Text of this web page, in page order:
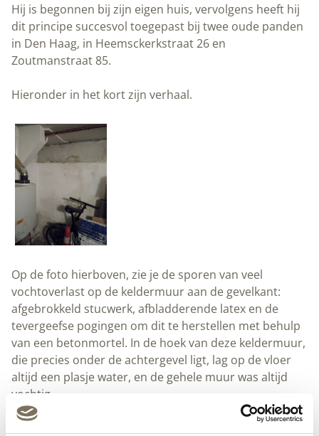
Hij is begonnen bij zijn eigen huis, vervolgens heeft hij
dit principe succesvol toegepast bij twee oude panden
in Den Haag, in Heemsckerkstraat 26 en
Zoutmanstraat 85.
Hieronder in het kort zijn verhaal.
Op de foto hierboven, zie je de sporen van veel
vochtoverlast op de keldermuur aan de gevelkant:
afgebrokkeld stucwerk, afbladderende latex en de
tevergeefse pogingen om dit te herstellen met behulp
van een betonmortel. In de hoek van deze keldermuur,
die precies onder de achtergevel ligt, lag op de vloer
altijd een plasje water, en de gehele muur was altijd
vochtig.